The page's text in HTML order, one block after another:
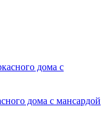
дома с мансардой